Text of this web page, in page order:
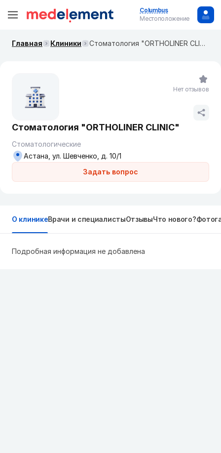
Columbus
Местоположение
Главная Клиники Стоматология "ORTHOLINER CLINIC"
Стоматология "ORTHOLINER CLINIC"
Стоматологические
Задать вопрос
Астана, ул. Шевченко, д. 10/1
Нет отзывов
О клиникеВрачи и специалистыОтзывыЧто нового?
Подробная информация не добавлена